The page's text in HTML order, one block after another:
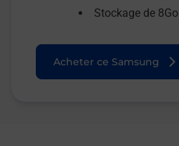
Stockage de 8Go
Acheter ce Samsung